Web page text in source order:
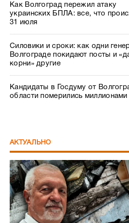
Как Волгоград пережил атаку
украинских БПЛА: все, что
31 июля
Силовики и сроки: как одни
Волгограде покидают посты и
корни» другие
Кандидаты в Госдуму от
области померились миллионами
АКТУАЛЬНО